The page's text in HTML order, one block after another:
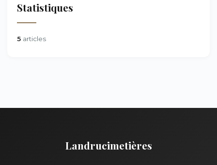
Statistiques
5 articles
Landrucimetières